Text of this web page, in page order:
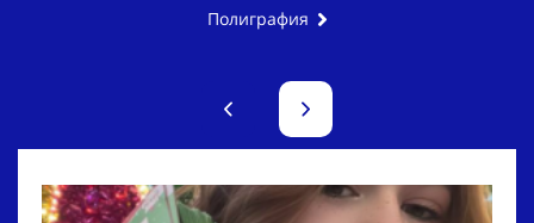
Полиграфия